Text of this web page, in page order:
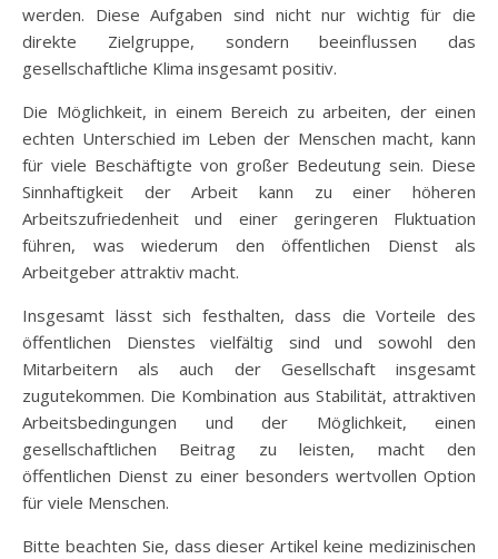
werden. Diese Aufgaben sind nicht nur wichtig für die
direkte Zielgruppe, sondern beeinflussen das
gesellschaftliche Klima insgesamt positiv.
Die Möglichkeit, in einem Bereich zu arbeiten, der einen
echten Unterschied im Leben der Menschen macht, kann
für viele Beschäftigte von großer Bedeutung sein. Diese
Sinnhaftigkeit der Arbeit kann zu einer höheren
Arbeitszufriedenheit und einer geringeren Fluktuation
führen, was wiederum den öffentlichen Dienst als
Arbeitgeber attraktiv macht.
Insgesamt lässt sich festhalten, dass die Vorteile des
öffentlichen Dienstes vielfältig sind und sowohl den
Mitarbeitern als auch der Gesellschaft insgesamt
zugutekommen. Die Kombination aus Stabilität, attraktiven
Arbeitsbedingungen und der Möglichkeit, einen
gesellschaftlichen Beitrag zu leisten, macht den
öffentlichen Dienst zu einer besonders wertvollen Option
für viele Menschen.
Bitte beachten Sie, dass dieser Artikel keine medizinischen